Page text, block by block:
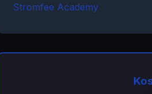
Stromfee Academy